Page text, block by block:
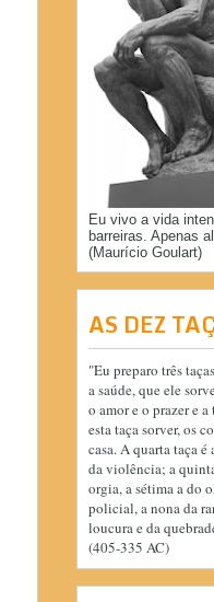
Eu vivo a vida
barreiras. Apenas
(Maurício Goulart)
AS DEZ
"Eu preparo três
a saúde, que ele
o amor e o prazer e
esta taça sorver, os
casa. A quarta taça é
da violência; a
orgia, a sétima a do
policial, a nona da
loucura e da
(405-335 AC)